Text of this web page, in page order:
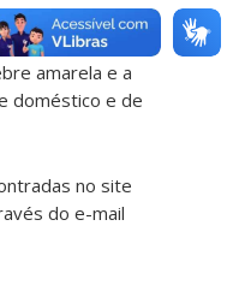
amarela e a
doméstico e de
no site
do e-mail